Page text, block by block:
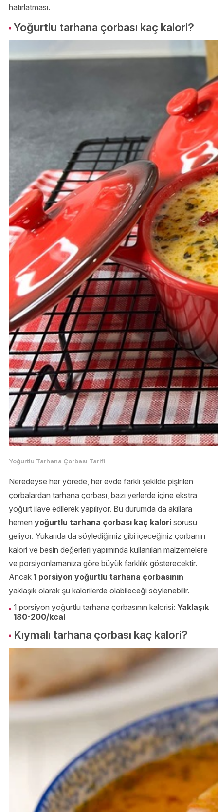
hatırlatması.
Yoğurtlu tarhana çorbası kaç kalori?
Yoğurtlu Tarhana Çorbası Tarifi
Neredeyse her yörede, her evde farklı şekilde pişirilen
çorbalardan tarhana çorbası, bazı yerlerde içine ekstra
yoğurt ilave edilerek yapılıyor. Bu durumda da akıllara
hemen yoğurtlu tarhana çorbası kaç kalori sorusu
geliyor. Yukarıda da söylediğimiz gibi içeceğiniz çorbanın
kalori ve besin değerleri yapımında kullanılan malzemelere
ve porsiyonlamanıza göre büyük farklılık gösterecektir.
Ancak 1 porsiyon yoğurtlu tarhana çorbasının
yaklaşık olarak şu kalorilerde olabileceği söylenebilir.
1 porsiyon yoğurtlu tarhana çorbasının kalorisi: Yaklaşık
180-200/kcal
Kıymalı tarhana çorbası kaç kalori?